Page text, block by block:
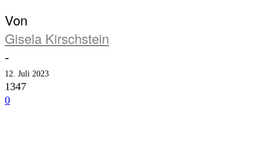
Von
Gisela Kirschstein
-
12. Juli 2023
1347
0